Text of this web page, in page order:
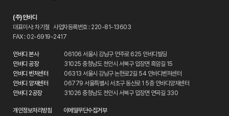
(주)인바디
대표이사: 차기철 사업자등록번호 : 220-81-13603
FAX : 02-6919-2417
인바디 본사
06106 서울시 강남구 언주로 625 인바디빌딩
인바디 공장
31025 충청남도 천안시 서북구 입장면 흑암길 15
인바디 벤처센터
06313 서울시 강남구 논현로2길 54 인바디벤처센터
인바디 양재센터
06779 서울특별시 서초구 동산로 1 5층 인바디양재센터
인바디 2공장
31026 충청남도 천안시 서북구 입장면 연곡길 330
개인정보처리방침 이메일무단수집거부